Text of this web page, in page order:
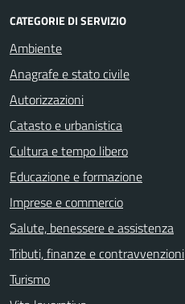
CATEGORIE DI SERVIZIO
Ambiente
Anagrafe e stato civile
Autorizzazioni
Catasto e urbanistica
Cultura e tempo libero
Educazione e formazione
Imprese e commercio
Salute, benessere e assistenza
Tributi, finanze e contravvenzioni
Turismo